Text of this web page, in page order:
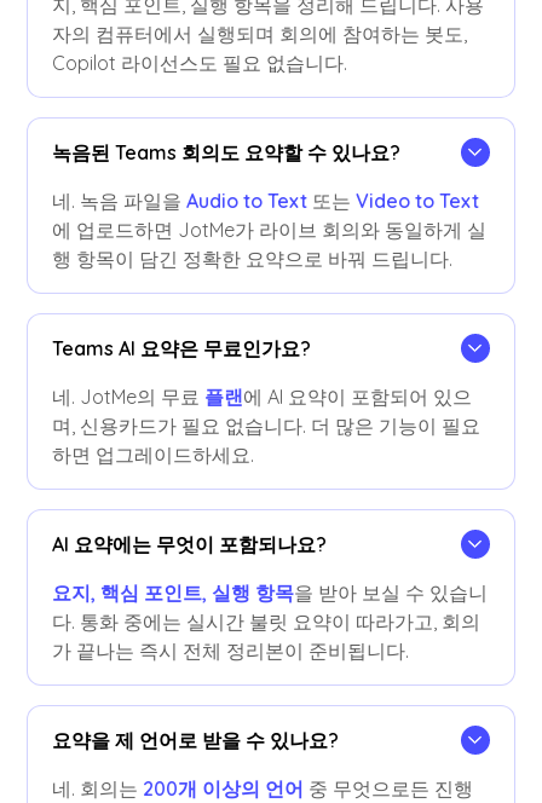
지, 핵심 포인트, 실행 항목을 정리해 드립니다. 사용
자의 컴퓨터에서 실행되며 회의에 참여하는 봇도,
Copilot 라이선스도 필요 없습니다.
녹음된 Teams 회의도 요약할 수 있나요?
네. 녹음 파일을Audio to Text 또는Video to Text
에 업로드하면 JotMe가 라이브 회의와 동일하게 실
행 항목이 담긴 정확한 요약으로 바꿔 드립니다.
Teams AI 요약은 무료인가요?
네. JotMe의 무료 플랜에 AI 요약이 포함되어 있으
며, 신용카드가 필요 없습니다. 더 많은 기능이 필요
하면 업그레이드하세요.
AI 요약에는 무엇이 포함되나요?
요지, 핵심 포인트, 실행 항목을 받아 보실 수 있습니
다. 통화 중에는 실시간 불릿 요약이 따라가고, 회의
가 끝나는 즉시 전체 정리본이 준비됩니다.
요약을 제 언어로 받을 수 있나요?
네. 회의는 200개 이상의 언어 중 무엇으로든 진행